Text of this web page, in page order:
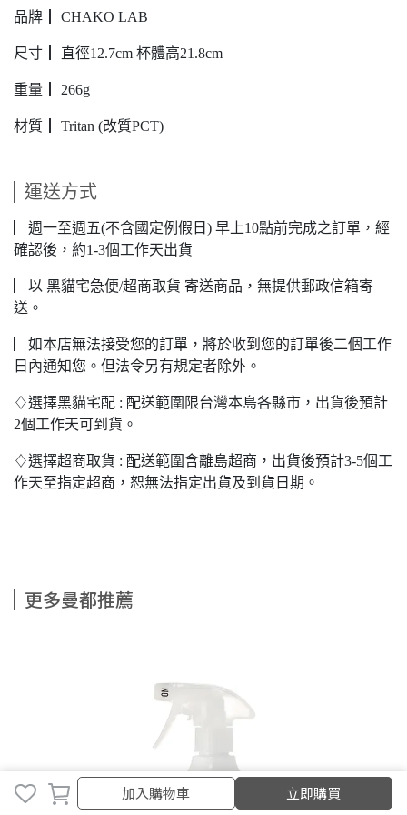
加入購物車
加入購物車 立即購買
品牌┃ CHAKO LAB
尺寸┃ 直徑12.7cm 杯體高21.8cm
重量┃ 266g
材質┃ Tritan (改質PCT)
運送方式
▏週一至週五(不含國定例假日) 早上10點前完成之訂單，經
確認後，約1-3個工作天出貨
▏以 黑貓宅急便/超商取貨 寄送商品，無提供郵政信箱寄
送。
▏如本店無法接受您的訂單，將於收到您的訂單後二個工作
日內通知您。但法令另有規定者除外。
♢選擇黑貓宅配 : 配送範圍限台灣本島各縣市，出貨後預計
2個工作天可到貨。
♢選擇超商取貨 : 配送範圍含離島超商，出貨後預計3-5個工
作天至指定超商，恕無法指定出貨及到貨日期。
更多曼都推薦